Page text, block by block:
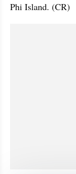
Phi Island. (CR)